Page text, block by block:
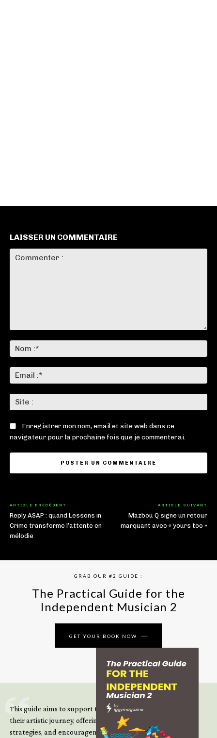
LAISSER UN COMMENTAIRE
:*
:*
:
Enregistrer mon nom, email et site web dans ce
navigateur pour la prochaine fois que je commenterai.
ARTICLE PRÉCÉDENT
Reply ASAP : quand Lessons in
Crime transforme l’attente en
mélodie
ARTICLE SUIVANT
Mazbou Q signe un retour
marquant avec « yours too »
GRAB OUR #2 GUIDE :
The Practical Guide for the
Independent Musician 2
GET YOUR BOOK NOW
This guide aims to support those climbing the next steps of
their artistic journey, offering practical insight, updated
strategies, and encouragement to continue building